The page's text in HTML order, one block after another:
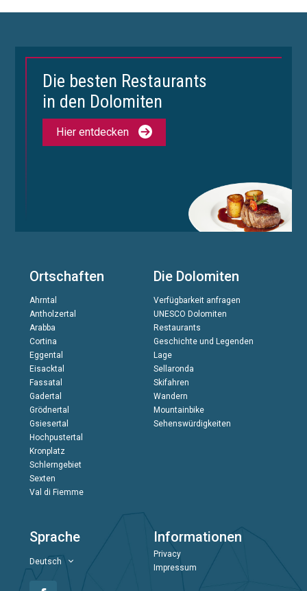
Die besten Restaurants
in den Dolomiten
Hier entdecken
Ortschaften
Ahrntal
Antholzertal
Arabba
Cortina
Eggental
Eisacktal
Fassatal
Gadertal
Grödnertal
Gsiesertal
Hochpustertal
Kronplatz
Schlerngebiet
Sexten
Val di Fiemme
Die Dolomiten
Verfügbarkeit anfragen
UNESCO Dolomiten
Restaurants
Geschichte und Legenden
Lage
Sellaronda
Skifahren
Wandern
Mountainbike
Sehenswürdigkeiten
Sprache
Deutsch
Informationen
Privacy
Impressum